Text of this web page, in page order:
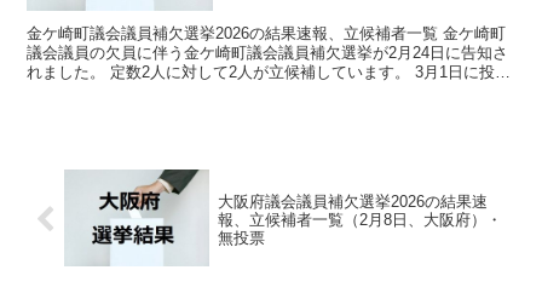
金ケ崎町議会議員補欠選挙2026の結果速報、立候補者一覧 金ケ崎町
議会議員の欠員に伴う金ケ崎町議会議員補欠選挙が2月24日に告知さ
れました。 定数2人に対して2人が立候補しています。 3月1日に投開
大阪府議会議員補欠選挙2026の結果速
報、立候補者一覧（2月8日、大阪府）・
無投票